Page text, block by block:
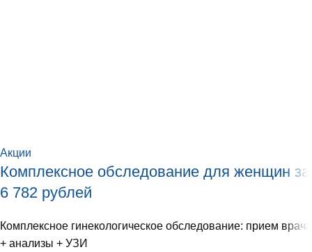
Акции
Комплексное обследование для женщин за
6 782 рублей
Комплексное гинекологическое обследование: прием врача
+ анализы + УЗИ